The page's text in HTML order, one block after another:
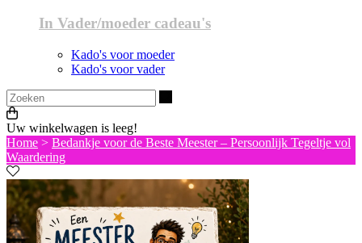
In Vader/moeder cadeau's
Kado's voor moeder
Kado's voor vader
Uw winkelwagen is leeg!
Home > Bedankje voor de Beste Meester – Persoonlijk Tegeltje vol
Waardering